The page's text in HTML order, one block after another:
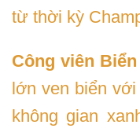
từ thời kỳ
Công viên
lớn ven biển
không gian